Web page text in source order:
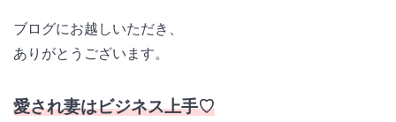
ブログにお越しいただき、
ありがとうございます。
愛され妻はビジネス上手♡